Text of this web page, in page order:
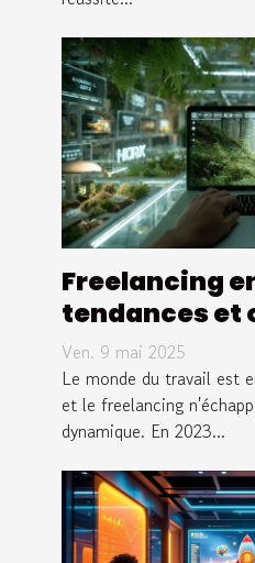
Freelancing
tendances et
dans un
dynamique
Ven. 9 mai 2025
Le monde du travail est
et le freelancing
dynamique. En 2023...